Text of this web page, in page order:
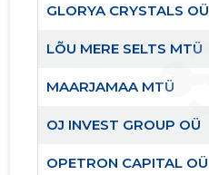
GLORYA CRYSTALS OÜ
LÕU MERE SELTS MTÜ
MAARJAMAA MTÜ
OJ INVEST GROUP OÜ
OPETRON CAPITAL OÜ